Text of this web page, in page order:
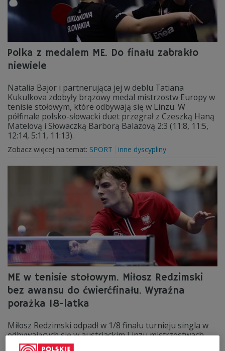
Polka z medalem ME. Do finału zabrakło
niewiele
Natalia Bajor i partnerująca jej w deblu Tatiana
Kukulkova zdobyły brązowy medal mistrzostw Europy w
tenisie stołowym, które odbywają się w Linzu. W
półfinale polsko-słowacki duet przegrał z Czeszką Haną
Matelovą i Słowaczką Barborą Balazovą 2:3 (11:8, 11:5,
12:14, 5:11, 11:13).
Zobacz więcej na temat: SPORT inne dyscypliny
ME w tenisie stołowym. Miłosz Redzimski
bez awansu do ćwierćfinału. Wyraźna
porażka 18-latka
Miłosz Redzimski odpadł w 1/8 finału turnieju singla w
odbywających się w austriackim Linzu mistrzostwach
Europy w tenisie stołowym. Polak przegrał z Francuzem